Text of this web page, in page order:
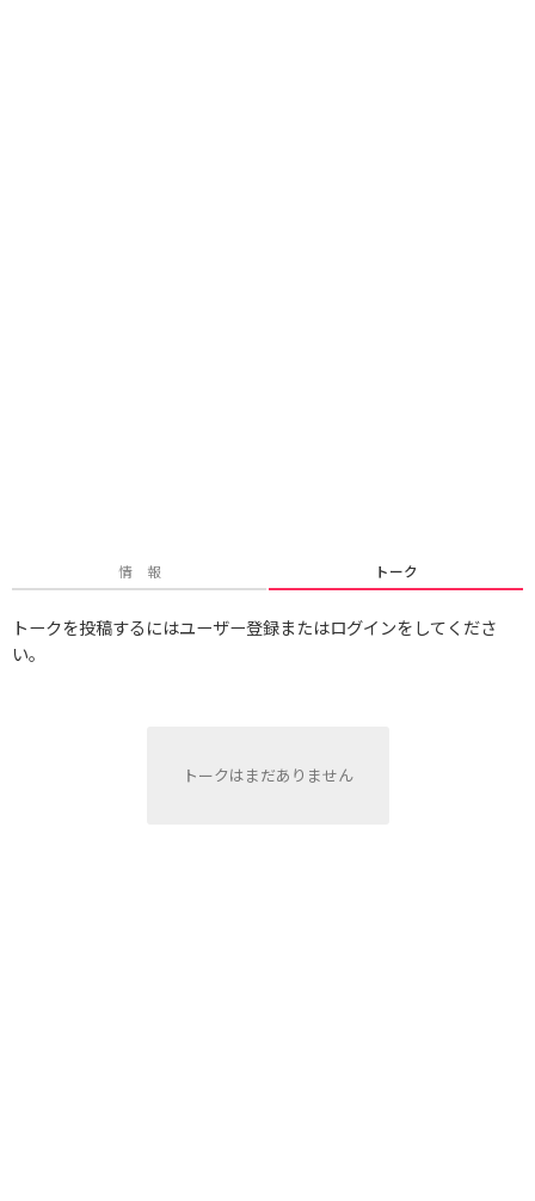
情 報 トーク
トークを投稿するにはユーザー登録またはログインをしてくださ
い。
トークはまだありません